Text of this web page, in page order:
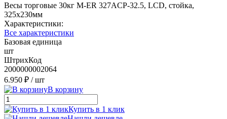
Весы торговые 30кг M-ER 327ACP-32.5, LCD, стойка,
325х230мм
Характеристики:
Все характеристики
Базовая единица
шт
ШтрихКод
2000000002064
6.950 ₽ / шт
В корзину
Купить в 1 клик